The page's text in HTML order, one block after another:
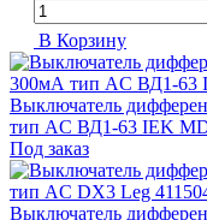
В Корзину
Выключатель
тип AC ВД1-63 IEK
Под заказ
Выключатель